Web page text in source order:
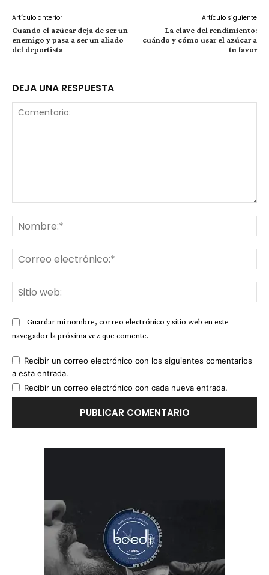
Artículo anterior
Cuando el azúcar deja de ser un
enemigo y pasa a ser un aliado
del deportista
Artículo siguiente
La clave del rendimiento:
cuándo y cómo usar el azúcar a
tu favor
DEJA UNA RESPUESTA
Guardar mi nombre, correo electrónico y sitio web en este
navegador la próxima vez que comente.
Recibir un correo electrónico con los siguientes comentarios
a esta entrada.
Recibir un correo electrónico con cada nueva entrada.